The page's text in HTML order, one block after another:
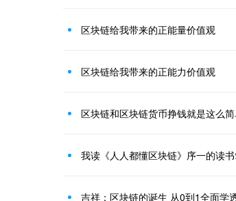
区块链给我带来的正能量价值观
区块链给我带来的正能力价值观
区块链和区块链货币挣钱就是这么简
我读《人人都懂区块链》序一的读
吉祥：区块链的诞生 从0到1全面学